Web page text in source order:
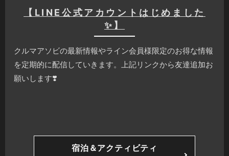
【LINE公式アカウントはじめました
✨】
クルマアソビの最新情報やライン会員様限定のお得な情報
を定期的に配信していきます。上記リンクから友達追加お
願いします❣️
宿泊＆アクティビティ